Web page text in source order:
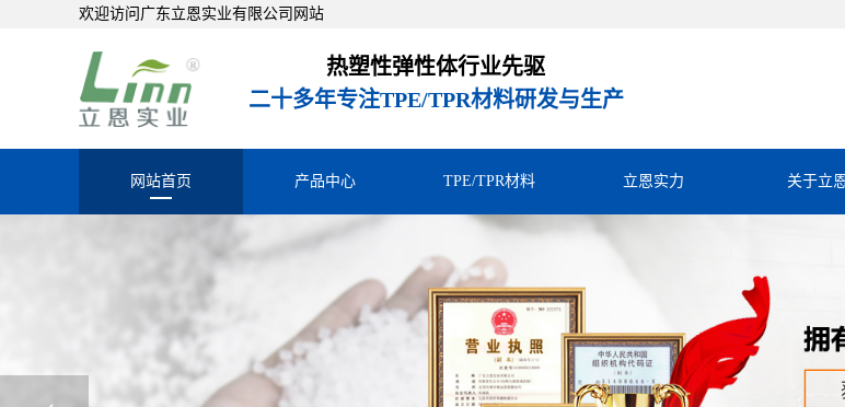
欢迎访问广东立恩实业有限公司网站
热塑性弹性体行业先驱
二十多年专注TPE/TPR材料研发与生产
网站首页 产品中心 TPE/TPR材料 立恩实力 关于立